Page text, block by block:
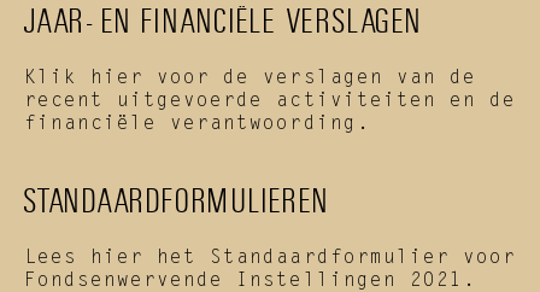
JAAR- EN FINANCIËLE VERSLAGEN
Klik hier voor de verslagen van de
recent uitgevoerde activiteiten en de
financiële verantwoording.
STANDAARDFORMULIEREN
Lees hier het Standaardformulier voor
Fondsenwervende Instellingen
2021 .